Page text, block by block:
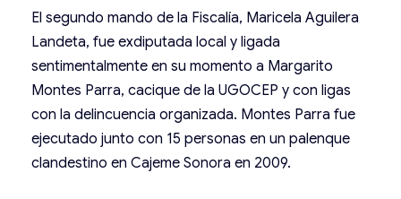
El segundo mando de la Fiscalía, Maricela Aguilera
Landeta, fue exdiputada local y ligada
sentimentalmente en su momento a Margarito
Montes Parra, cacique de la UGOCEP y con ligas
con la delincuencia organizada. Montes Parra fue
ejecutado junto con 15 personas en un palenque
clandestino en Cajeme Sonora en 2009.